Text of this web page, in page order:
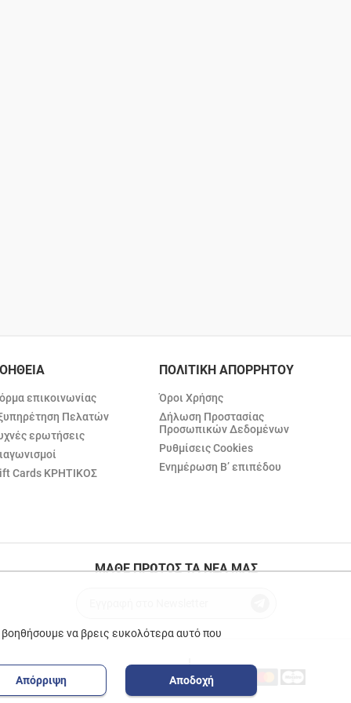
επικοινωνίας
Πελατών
ερωτήσεις
Cards ΚΡΗΤΙΚΟΣ
ΠΟΛΙΤΙΚΗ ΑΠΟΡΡΗΤΟΥ
Όροι Χρήσης
Δήλωση Προστασίας
Προσωπικών Δεδομένων
Ρυθμίσεις Cookies
Ενημέρωση Β’ επιπέδου
ΜΑΘΕ ΠΡΩΤΟΣ ΤΑ ΝΕΑ ΜΑΣ
να βρεις ευκολότερα αυτό που
Απόρριψη Αποδοχή